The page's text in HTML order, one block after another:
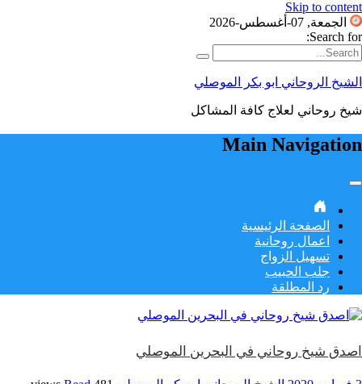
Skip to content
الجمعة, 07-أغسطس-2026
Search for:
الشيخ الروحاني ابو بكر الموصلي
شيخ روحاني لعلاج كافة المشاكل
Main Navigation
الصفحة الرئيسية
اعمال روحانية
تسهيل الزواج
جلب الحبيب
رد المطلقة
اصدق شيخ روحاني في البحرين الموصلي